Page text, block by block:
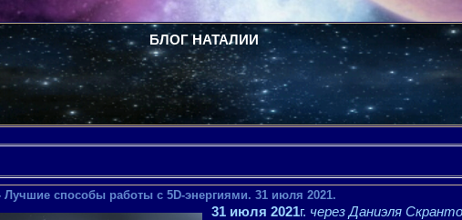
БЛОГ НАТАЛИИ
Лучшие способы работы с 5D-энергиями. 31 июля 2021.
31 июля 2021г. через Даниэля